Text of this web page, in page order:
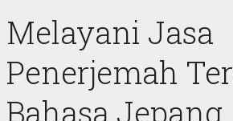
Melayani Jasa
Penerjemah
Bahasa Jepang